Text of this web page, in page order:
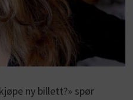
ny billett?» spør